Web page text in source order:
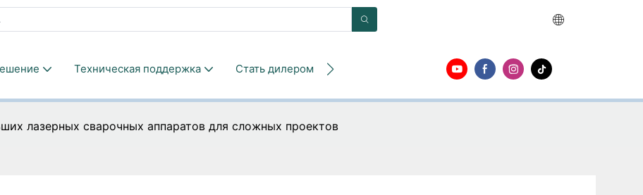
Техническая поддержка Стать дилером
лазерных сварочных аппаратов для сложных проектов